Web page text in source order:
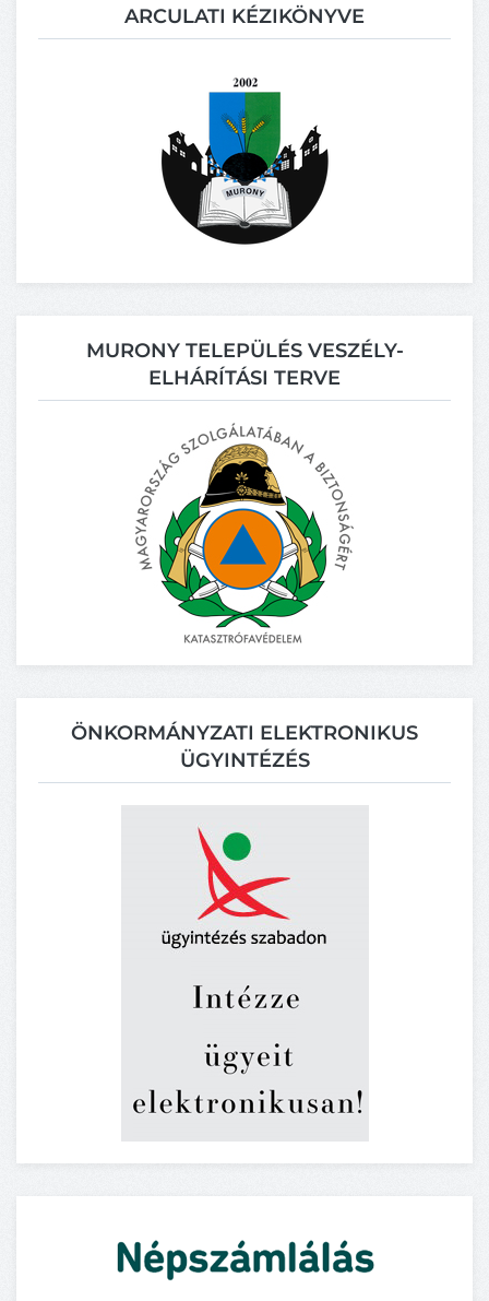
ARCULATI KÉZIKÖNYVE
MURONY TELEPÜLÉS VESZÉLY-
ELHÁRÍTÁSI TERVE
ÖNKORMÁNYZATI ELEKTRONIKUS
ÜGYINTÉZÉS